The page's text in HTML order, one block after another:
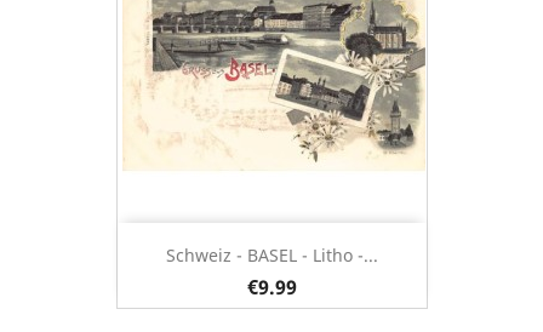
Schweiz - BASEL - Litho -...
€9.99